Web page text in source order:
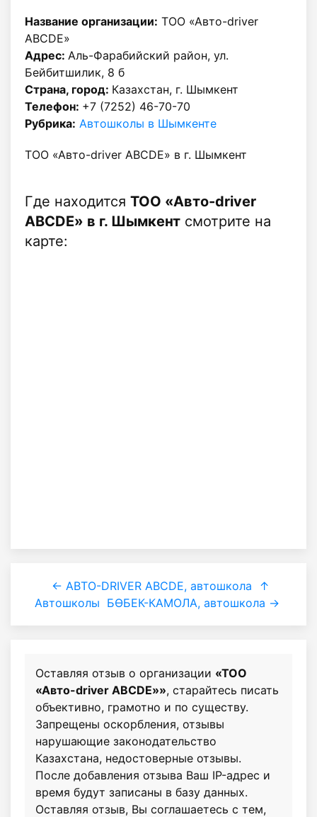
Название организации: ТОО «Авто-driver
ABCDE»
Адрес: Аль-Фарабийский район, ул.
Бейбитшилик, 8 б
Страна, город: Казахстан, г. Шымкент
Телефон: +7 (7252) 46-70-70
Рубрика: Автошколы в Шымкенте
ТОО «Авто-driver ABCDE» в г. Шымкент
Где находится ТОО «Авто-driver
ABCDE» в г. Шымкент смотрите на
карте:
← АВТО-DRIVER ABCDE, автошкола
↑
Автошколы БӨБЕК-КАМОЛА, автошкола →
Оставляя отзыв о организации «ТОО
«Авто-driver ABCDE»», старайтесь писать
объективно, грамотно и по существу.
Запрещены оскорбления, отзывы
нарушающие законодательство
Казахстана, недостоверные отзывы.
После добавления отзыва Ваш IP-адрес и
время будут записаны в базу данных.
Оставляя отзыв, Вы соглашаетесь с тем,